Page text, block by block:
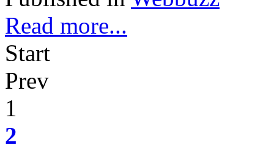
Read more...
Start
Prev
1
2